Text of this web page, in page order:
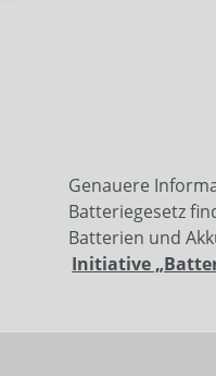
Genauere
Batteriegesetz
Batterien und
Initiative